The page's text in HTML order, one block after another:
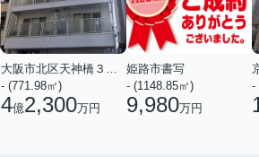
大阪市北区天神橋３丁目
- (771.98㎡)
4億2,300万円
姫路市書写
- (1148.85㎡)
9,980万円
-